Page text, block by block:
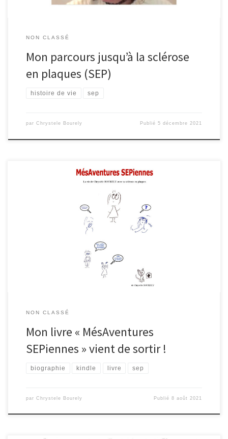
NON CLASSÉ
Mon parcours jusqu’à la sclérose
en plaques (SEP)
histoire de vie sep
par Chrystele Bourely Publié5 décembre 2021
Enfin disponible ! Au format kindle : et bientôt aussi au format
livre papier ! En attendant, je vous offre d’en lire des extraits …
(voir en fin de page) A l’origine du livre … Comment tout a
commencé ? (extraits du livre) […]
NON CLASSÉ
Mon livre « MésAventures
SEPiennes » vient de sortir !
biographie kindle livre sep
par Chrystele Bourely Publié8 août 2021